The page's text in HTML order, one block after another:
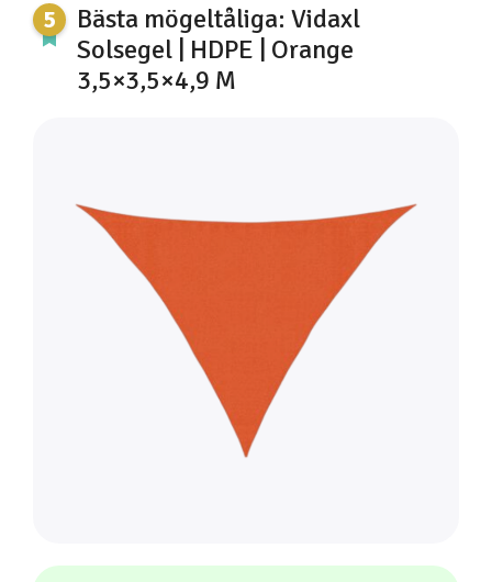
Bästa mögeltåliga: Vidaxl
Solsegel | HDPE | Orange
3,5×3,5×4,9 M